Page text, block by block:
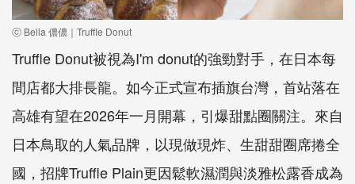
ⓒ Bella 儂儂｜Truffle Donut
Truffle Donut被視為I'm donut的強勁對手，在日本每
間店都大排長龍。如今正式宣布插旗台灣，首站落在
高雄有望在2026年一月開幕，引爆甜點圈關注。來自
日本鳥取的人氣品牌，以現做現炸、生甜甜圈席捲全
國，招牌Truffle Plain更因鬆軟濕潤與淡雅松露香成為